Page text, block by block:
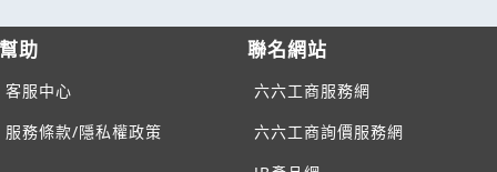
幫助
客服中心
服務條款/隱私權政策
聯名網站
六六工商服務網
六六工商詢價服務網